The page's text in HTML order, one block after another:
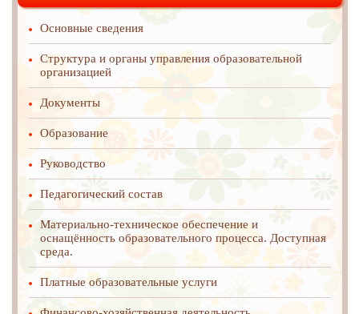
Основные сведения
Структура и органы управления образовательной
организацией
Документы
Образование
Руководство
Педагогический состав
Материально-техническое обеспечение и
оснащённость образовательного процесса. Доступная
среда.
Платные образовательные услуги